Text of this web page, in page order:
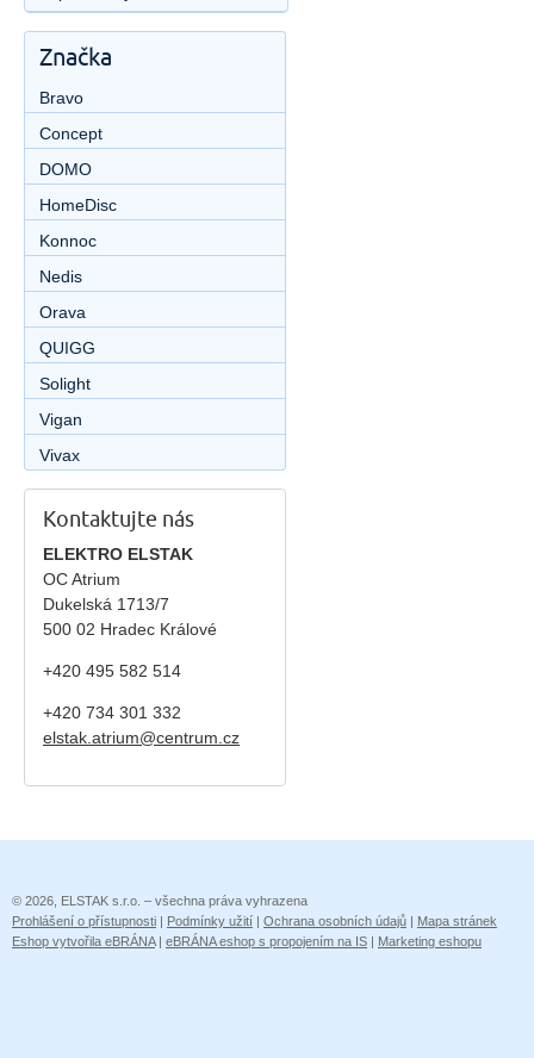
Značka
Bravo
Concept
DOMO
HomeDisc
Konnoc
Nedis
Orava
QUIGG
Solight
Vigan
Vivax
Kontaktujte nás
ELEKTRO ELSTAK
OC Atrium
Dukelská 1713/7
500 02 Hradec Králové
+420 495 582 514
+420 734 301 332
elstak.atrium@centrum.cz
© 2026, ELSTAK s.r.o. – všechna práva vyhrazena
Prohlášení o přístupnosti | Podmínky užití | Ochrana osobních údajů | Mapa stránek
Eshop vytvořila eBRÁNA| eBRÁNA eshop s propojením na IS | Marketing eshopu